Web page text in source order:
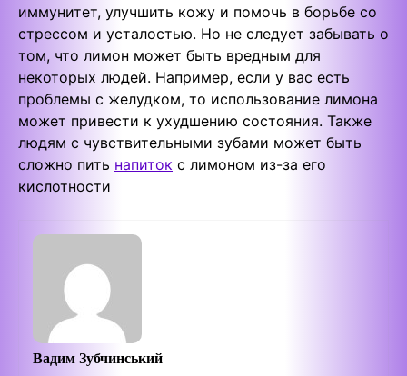
иммунитет, улучшить кожу и помочь в борьбе со
стрессом и усталостью. Но не следует забывать о
том, что лимон может быть вредным для
некоторых людей. Например, если у вас есть
проблемы с желудком, то использование лимона
может привести к ухудшению состояния. Также
людям с чувствительными зубами может быть
сложно пить напиток с лимоном из-за его
кислотности
Вадим Зубчинський